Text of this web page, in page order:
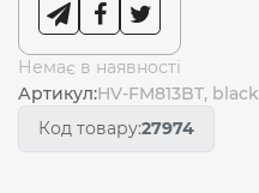
Немає в наявності
Артикул:HV-FM813BT, black
Код товару:27974